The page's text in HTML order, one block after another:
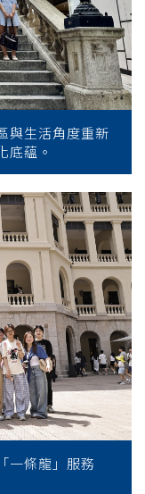
與生活角度重新
底蘊。
一條龍」服務